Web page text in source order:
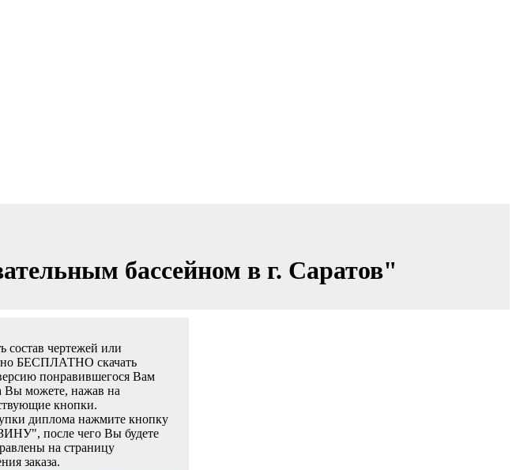
бассейном в г. Саратов"
состав чертежей или
БЕСПЛАТНО скачать
понравившегося Вам
Вы можете, нажав на
кнопки.
диплома нажмите кнопку
после чего Вы будете
на страницу
заказа.